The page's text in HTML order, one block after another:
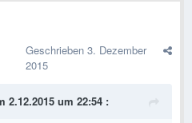
Geschrieben 3. Dezember
2015
2.12.2015 um 22:54 :